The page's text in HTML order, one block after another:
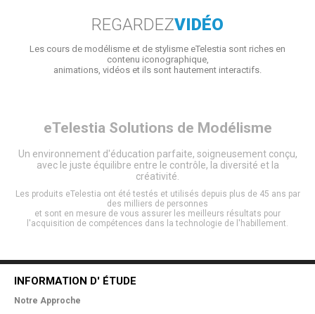
REGARDEZVIDÉO
Les cours de modélisme et de stylisme eTelestia sont riches en
contenu iconographique,
animations, vidéos et ils sont hautement interactifs.
eTelestia Solutions de Modélisme
Un environnement d'éducation parfaite, soigneusement conçu,
avec le juste équilibre entre le contrôle, la diversité et la
créativité.
Les produits eTelestia ont été testés et utilisés depuis plus de 45 ans par
des milliers de personnes
et sont en mesure de vous assurer les meilleurs résultats pour
l'acquisition de compétences dans la technologie de l'habillement.
INFORMATION D' ÉTUDE
Notre Approche